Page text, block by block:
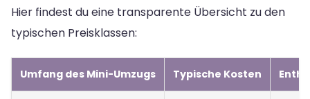
Hier findest du eine transparente Übersicht zu den
typischen Preisklassen:
Umfang des Mini-Umzugs Typische Kosten